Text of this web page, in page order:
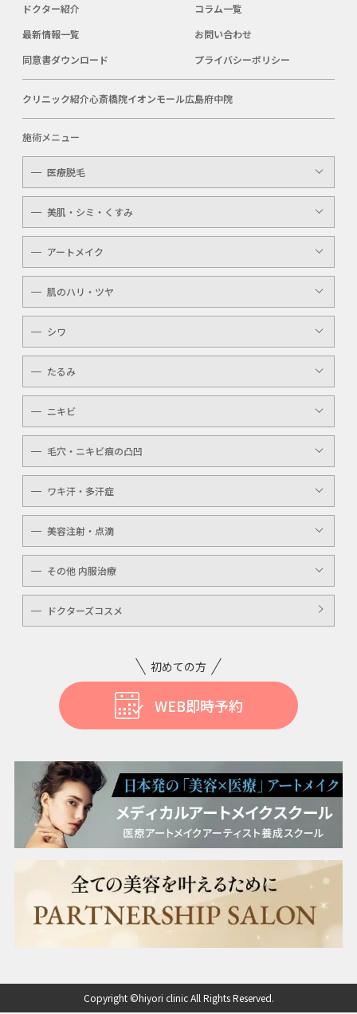
初めての方
WEB即時予約
ドクター紹介
コラム一覧
最新情報一覧
お問い合わせ
同意書ダウンロード
プライバシーポリシー
クリニック紹介心斎橋院イオンモール広島府中院
施術メニュー
医療脱毛
レディース
メンズ
キッズ
介護
美肌・シミ・くすみ
レーザートーニング
顔・体のシミ取り
ピコレーザー
アートメイク
眉（アイブロウ）
唇（リップ）
メンズ
アイライン
肌のハリ・ツヤ
YAGシャワー
マッサージピール
ケミカルピーリング
シワ
ボトックスボツラックス
ボトックスビスタ
たるみ
YAGシャワー
ニキビ
レーザートーニング
ケミカルピーリング
毛穴・ニキビ痕の凸凹
YAGシャワー
毛穴洗浄
ワキ汗・多汗症
ボトックスボツラックス
ボトックスビスタ
美容注射・点滴
高濃度ビタミンC点滴
白玉注射・点滴
ニキビ・美肌注射・点滴
その他 内服治療
美白内服治療
ドクターズコスメ
Copyright ©hiyori clinic All Rights Reserved.